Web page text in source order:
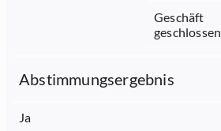
Geschäft
geschlossen
Abstimmungsergebnis
Ja